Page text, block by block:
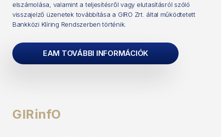
elszámolása, valamint a teljesítésről vagy elutasításról szóló
visszajelző üzenetek továbbítása a GIRO Zrt. által működtetett
Bankközi Klíring Rendszerben történik.
EAM TOVÁBBI INFORMÁCIÓK
GIRinfO